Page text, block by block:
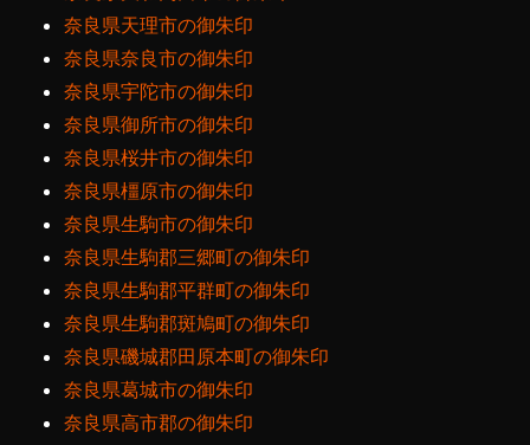
奈良県天理市の御朱印
奈良県奈良市の御朱印
奈良県宇陀市の御朱印
奈良県御所市の御朱印
奈良県桜井市の御朱印
奈良県橿原市の御朱印
奈良県生駒市の御朱印
奈良県生駒郡三郷町の御朱印
奈良県生駒郡平群町の御朱印
奈良県生駒郡斑鳩町の御朱印
奈良県磯城郡田原本町の御朱印
奈良県葛城市の御朱印
奈良県高市郡の御朱印